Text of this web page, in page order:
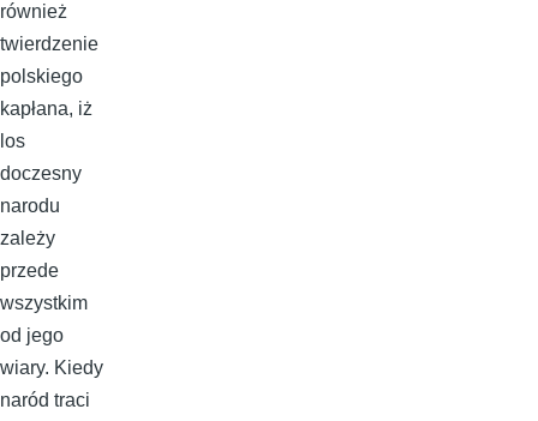
również
twierdzenie
polskiego
kapłana, iż
los
doczesny
narodu
zależy
przede
wszystkim
od jego
wiary. Kiedy
naród traci